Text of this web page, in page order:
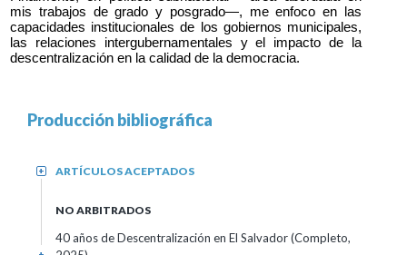
mis trabajos de grado y posgrado—, me enfoco en las
capacidades institucionales de los gobiernos municipales,
las relaciones intergubernamentales y el impacto de la
descentralización en la calidad de la democracia.
Producción bibliográfica
ARTÍCULOS ACEPTADOS
+
NO ARBITRADOS
40 años de Descentralización en El Salvador (Completo,